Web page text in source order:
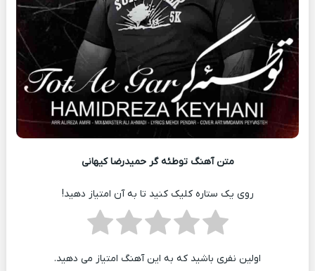
متن آهنگ توطئه گر حمیدرضا کیهانی
روی یک ستاره کلیک کنید تا به آن امتیاز دهید!
اولین نفری باشید که به این آهنگ امتیاز می دهید.